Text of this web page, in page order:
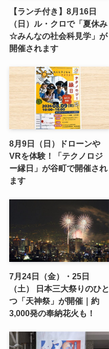
【ランチ付き】8月16日
（日）ル・クロで「夏休み
☆みんなの社会科見学」が
開催されます
8月9日（日）ドローンや
VRを体験！「テクノロジ
ー縁日」が谷町で開催され
ます
7月24日（金）・25日
（土） 日本三大祭りのひと
つ「天神祭」が開催｜約
3,000発の奉納花火も！